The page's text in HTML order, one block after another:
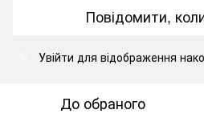
Повідомити,
Увійти для відображення
До обраного